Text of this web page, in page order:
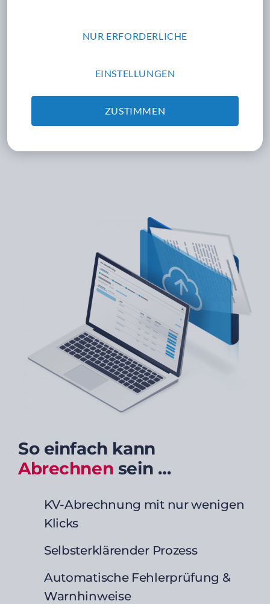
NUR ERFORDERLICHE
EINSTELLUNGEN
ZUSTIMMEN
Übersichtliche Patientenakte
So einfach kann
Abrechnen sein …
KV-Abrechnung mit nur wenigen
Klicks
Selbsterklärender Prozess
Automatische Fehlerprüfung &
Warnhinweise